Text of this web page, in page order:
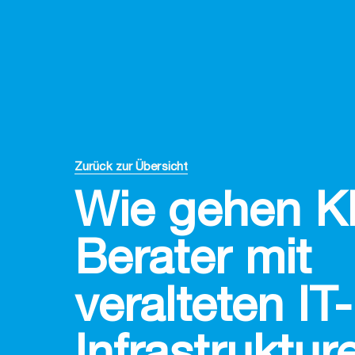
Zurück zur Übersicht
Wie gehen
Berater mit
veralteten IT-